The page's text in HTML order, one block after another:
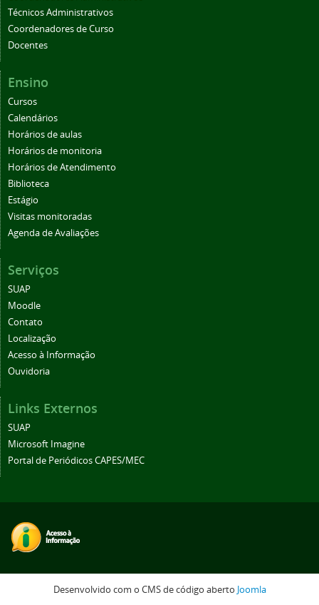
Técnicos Administrativos
Coordenadores de Curso
Docentes
Ensino
Cursos
Calendários
Horários de aulas
Horários de monitoria
Horários de Atendimento
Biblioteca
Estágio
Visitas monitoradas
Agenda de Avaliações
Serviços
SUAP
Moodle
Contato
Localização
Acesso à Informação
Ouvidoria
Links Externos
SUAP
Microsoft Imagine
Portal de Periódicos CAPES/MEC
Desenvolvido com o CMS de código aberto Joomla